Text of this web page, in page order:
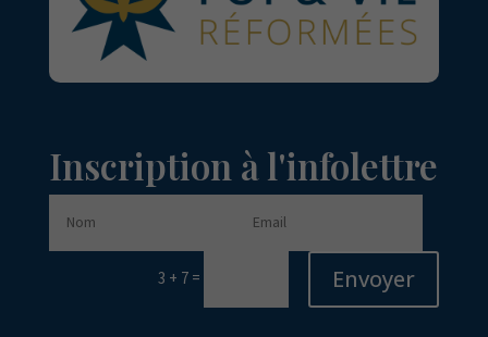
Inscription à l'infolettre
3 + 7= Envoyer